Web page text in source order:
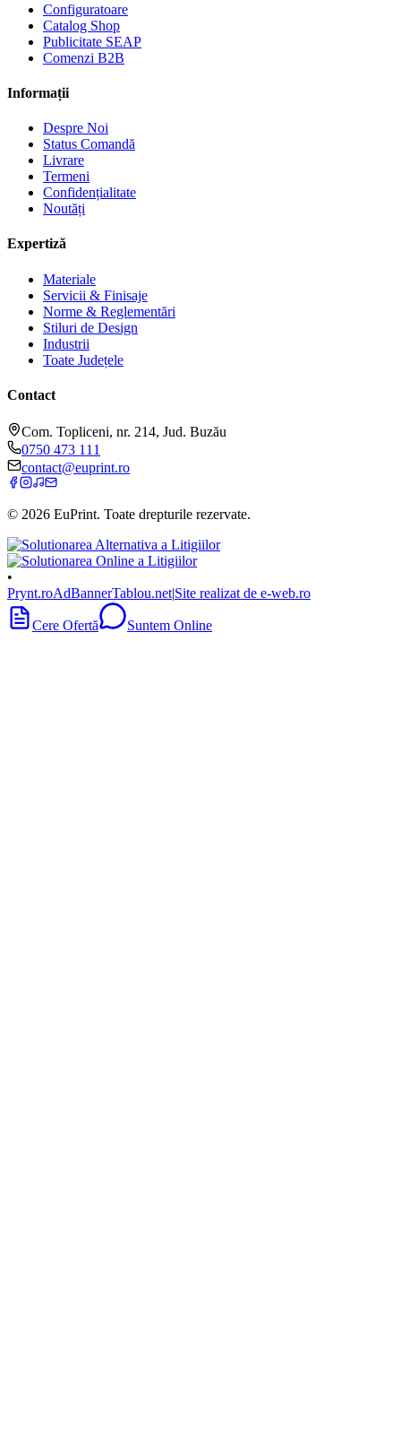
Configuratoare
Catalog Shop
Publicitate SEAP
Comenzi B2B
Informații
Despre Noi
Status Comandă
Livrare
Termeni
Confidențialitate
Noutăți
Expertiză
Materiale
Servicii & Finisaje
Norme & Reglementări
Stiluri de Design
Industrii
Toate Județele
Contact
Com. Topliceni, nr. 214, Jud. Buzău
0750 473 111
contact@euprint.ro
© 2026 EuPrint. Toate drepturile rezervate.
•
Prynt.roAdBannerTablou.net|Site realizat de e-web.ro
Cere Ofertă Suntem Online